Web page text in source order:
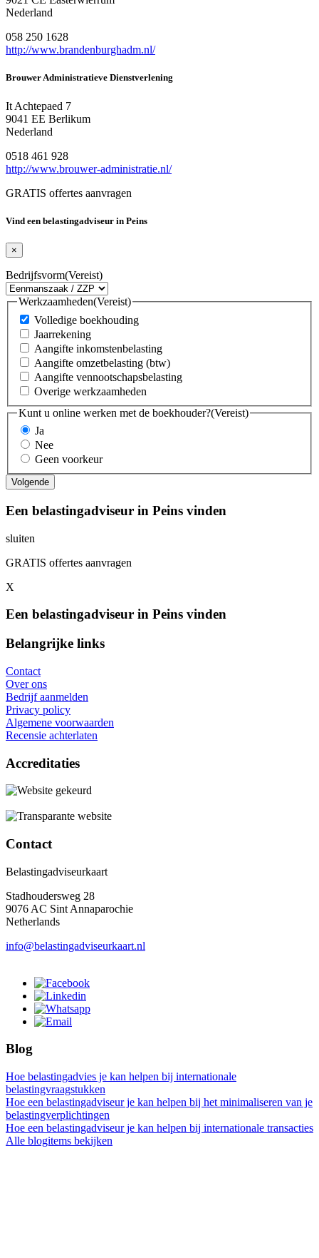
Nederland
058 250 1628
http://www.brandenburghadm.nl/
Brouwer Administratieve Dienstverlening
It Achtepaed 7
9041 EE Berlikum
Nederland
0518 461 928
http://www.brouwer-administratie.nl/
GRATIS offertes aanvragen
Vind een belastingadviseur in Peins
×
Bedrijfsvorm(Vereist)
Werkzaamheden(Vereist)
Volledige boekhouding
Jaarrekening
Aangifte inkomstenbelasting
Aangifte omzetbelasting (btw)
Aangifte vennootschapsbelasting
Overige werkzaamheden
Kunt u online werken met de boekhouder?(Vereist)
Ja
Nee
Geen voorkeur
Een belastingadviseur in Peins vinden
sluiten
GRATIS offertes aanvragen
X
Een belastingadviseur in Peins vinden
Belangrijke links
Contact
Over ons
Bedrijf aanmelden
Privacy policy
Algemene voorwaarden
Recensie achterlaten
Accreditaties
Contact
Belastingadviseurkaart
Stadhoudersweg 28
9076 AC Sint Annaparochie
Netherlands
info@belastingadviseurkaart.nl
Blog
Hoe belastingadvies je kan helpen bij internationale
belastingvraagstukken
Hoe een belastingadviseur je kan helpen bij het minimaliseren van je
belastingverplichtingen
Hoe een belastingadviseur je kan helpen bij internationale transacties
Alle blogitems bekijken